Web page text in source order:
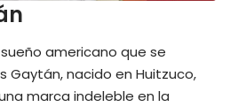
americano que se
Gaytán, nacido en Huitzuco,
marca indeleble en la